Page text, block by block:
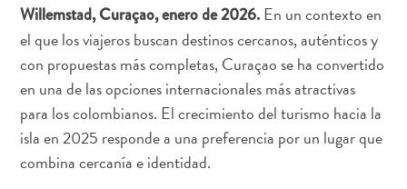
y
Cultura
Aventuras
en
tierra
Comida
Willemstad, Curaçao, enero de 2026.En un contexto en
el que los viajeros buscan destinos cercanos, auténticos y
con propuestas más completas, Curaçao se ha convertido
en una de las opciones internacionales más atractivas
para los colombianos. El crecimiento del turismo hacia la
isla en 2025 responde a una preferencia por un lugar que
combina cercanía e identidad.